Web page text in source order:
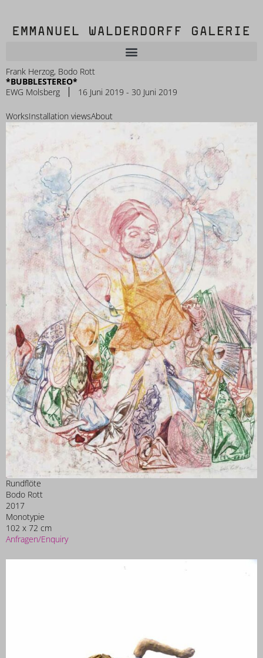
Frank Herzog, Bodo Rott
*BUBBLESTEREO*
EWG Molsberg
16 Juni 2019 - 30 Juni 2019
WorksInstallation viewsAbout
Rundflöte
Bodo Rott
2017
Monotypie
102 x 72 cm
Anfragen/Enquiry